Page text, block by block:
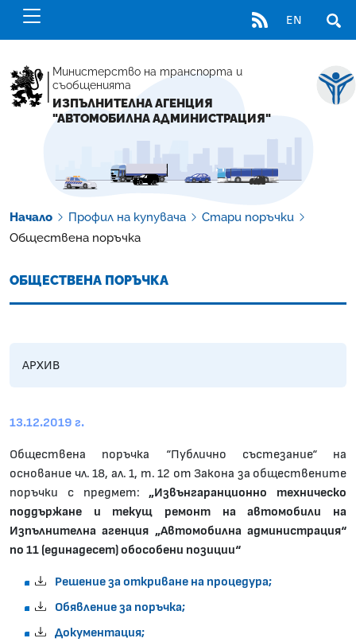
RSS EN
Министерство на транспорта и
съобщенията
ИЗПЪЛНИТЕЛНА АГЕНЦИЯ
"АВТОМОБИЛНА АДМИНИСТРАЦИЯ"
Начало Профил на купувача
Стари поръчки
Обществена поръчка
ОБЩЕСТВЕНА ПОРЪЧКА
АРХИВ
13.12.2019 г.
Обществена поръчка “Публично състезание“ на
основание чл. 18, ал. 1, т. 12 от Закона за обществените
поръчки с предмет: „Извънгаранционно техническо
поддържане и текущ ремонт на автомобили на
Изпълнителна агенция „Автомобилна администрация“
по 11 (единадесет) обособени позиции“
Решение за откриване на процедура;
Обявление за поръчка;
Документация;